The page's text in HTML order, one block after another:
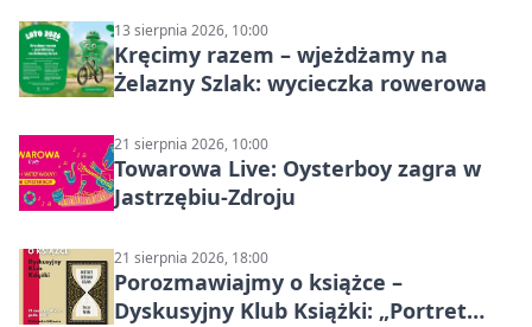
13 sierpnia 2026, 10:00
Kręcimy razem – wjeżdżamy na
Żelazny Szlak: wycieczka rowerowa
21 sierpnia 2026, 10:00
Towarowa Live: Oysterboy zagra w
Jastrzębiu-Zdroju
21 sierpnia 2026, 18:00
Porozmawiajmy o książce –
Dyskusyjny Klub Książki: „Portret